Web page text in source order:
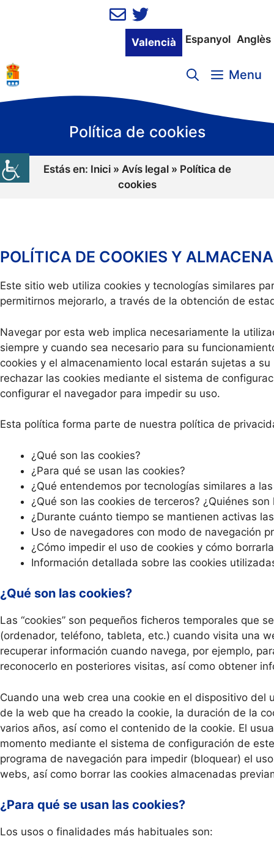
Valencià Espanyol Anglès
Menu
Política de cookies
Estás en: Inici» Avís legal» Política de
cookies
POLÍTICA DE COOKIES Y
Este sitio web utiliza cookies y tecnologías similares
permitirnos mejorarlo, a través de la obtención de
Navegar por esta web implica necesariamente la
siempre y cuando sea necesario para su
cookies y el almacenamiento local estarán sujetas a
rechazar las cookies mediante el sistema de
configurar el navegador para impedir su uso.
Esta política forma parte de nuestra política de
¿Qué son las cookies?
¿Para qué se usan las cookies?
¿Qué entendemos por tecnologías similares a
¿Qué son las cookies de terceros? ¿Quiénes
¿Durante cuánto tiempo se mantienen activas
Uso de navegadores con modo de navegación
¿Cómo impedir el uso de cookies y cómo
Información detallada sobre las cookies
¿Qué son las cookies?
Las “cookies” son pequeños ficheros temporales que
(ordenador, teléfono, tableta, etc.) cuando visita una
recuperar información cuando navega, por ejemplo,
reconocerlo en posteriores visitas, así como obtener
Cuando una web crea una cookie en el dispositivo del
de la web que ha creado la cookie, la duración de la
varios años, así como el contenido de la cookie. El
momento mediante el sistema de configuración de
programa de navegación para impedir (bloquear) el
webs, así como borrar las cookies almacenadas
¿Para qué se usan las cookies?
Los usos o finalidades más habituales son: